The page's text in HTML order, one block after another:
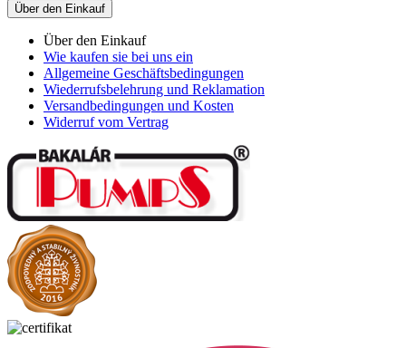
Über den Einkauf
Über den Einkauf
Wie kaufen sie bei uns ein
Allgemeine Geschäftsbedingungen
Wiederrufsbelehrung und Reklamation
Versandbedingungen und Kosten
Widerruf vom Vertrag